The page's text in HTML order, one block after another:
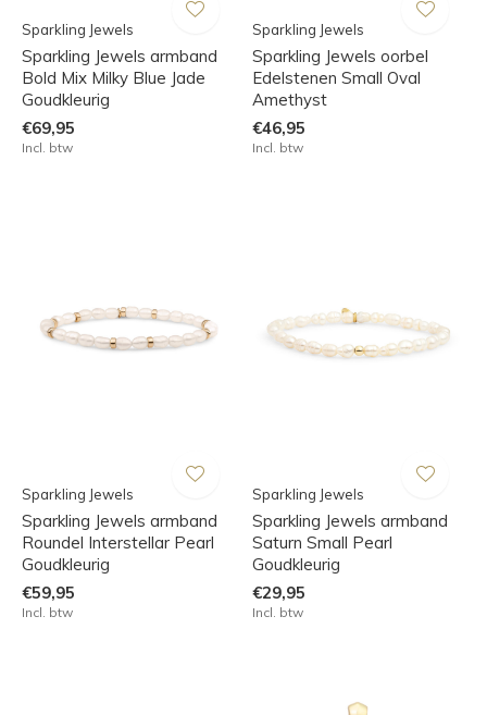
Sparkling Jewels
Sparkling Jewels armband
Bold Mix Milky Blue Jade
Goudkleurig
€69,95
Incl. btw
Sparkling Jewels
Sparkling Jewels oorbel
Edelstenen Small Oval
Amethyst
€46,95
Incl. btw
Sparkling Jewels
Sparkling Jewels armband
Roundel Interstellar Pearl
Goudkleurig
€59,95
Incl. btw
Sparkling Jewels
Sparkling Jewels armband
Saturn Small Pearl
Goudkleurig
€29,95
Incl. btw